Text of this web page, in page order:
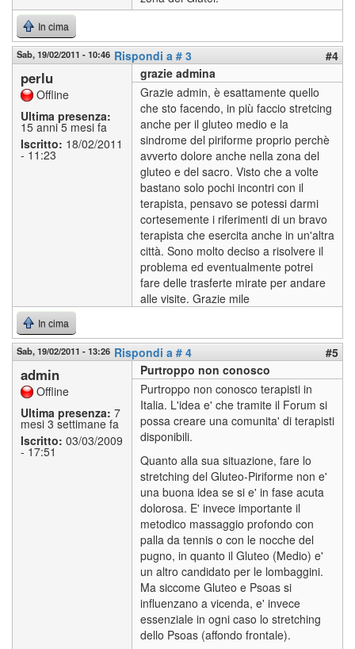
In cima
Sab, 19/02/2011 - 10:46 Rispondi a # 3 #4
perlu
Offline
Ultima presenza:
15 anni 5 mesi fa
Iscritto: 18/02/2011
- 11:23
grazie admina
Grazie admin, è esattamente quello
che sto facendo, in più faccio stretcing
anche per il gluteo medio e la
sindrome del piriforme proprio perchè
avverto dolore anche nella zona del
gluteo e del sacro. Visto che a volte
bastano solo pochi incontri con il
terapista, pensavo se potessi darmi
cortesemente i riferimenti di un bravo
terapista che esercita anche in un'altra
città. Sono molto deciso a risolvere il
problema ed eventualmente potrei
fare delle trasferte mirate per andare
alle visite. Grazie mile
In cima
Sab, 19/02/2011 - 13:26 Rispondi a # 4 #5
admin
Offline
Ultima presenza: 7
mesi 3 settimane fa
Iscritto: 03/03/2009
- 17:51
Purtroppo non conosco
Purtroppo non conosco terapisti in
Italia. L'idea e' che tramite il Forum si
possa creare una comunita' di terapisti
disponibili.
Quanto alla sua situazione, fare lo
stretching del Gluteo-Piriforme non e'
una buona idea se si e' in fase acuta
dolorosa. E' invece importante il
metodico massaggio profondo con
palla da tennis o con le nocche del
pugno, in quanto il Gluteo (Medio) e'
un altro candidato per le lombaggini.
Ma siccome Gluteo e Psoas si
influenzano a vicenda, e' invece
essenziale in ogni caso lo stretching
dello Psoas (affondo frontale).